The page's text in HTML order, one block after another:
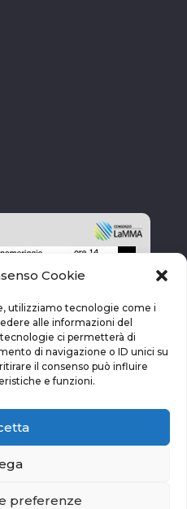
Cookie
utilizziamo tecnologie come i
alle informazioni del
ci permetterà di
di navigazione o ID unici su
il consenso può influire
e funzioni.
preferenze